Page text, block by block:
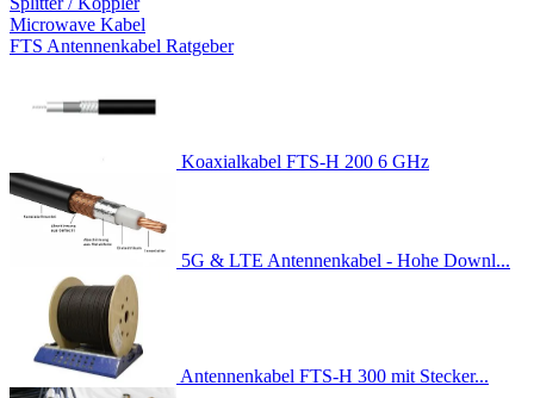
Microwave Kabel
FTS Antennenkabel Ratgeber
Koaxialkabel FTS-H 200 6 GHz
5G & LTE Antennenkabel - Hohe Downl...
Antennenkabel FTS-H 300 mit Stecker...